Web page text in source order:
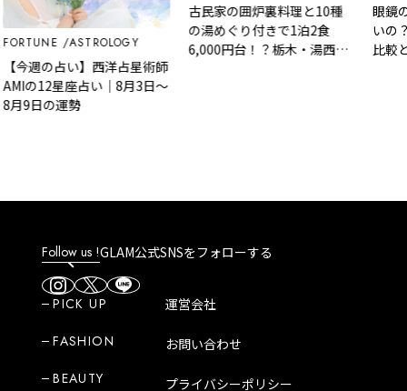
ASTROLOGY
今週の占い】西洋占星術師
の12星座占い｜8月3日～
月9日の運勢
古民家の囲炉裏料理と10種
の湯めぐり付きで1泊2食
6,000円台！？栃木・湯西川
眼鏡
いの
比較
Follow us !GLAM公式SNSをフォローする
PICK UP
FASHION
BEAUTY
運営会社
お問い合わせ
プライバシーポリシー